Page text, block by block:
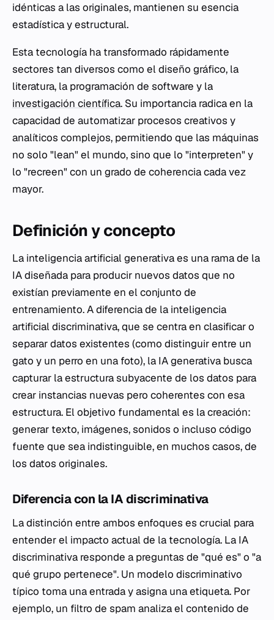
idénticas a las originales, mantienen su esencia
estadística y estructural.
Esta tecnología ha transformado rápidamente
sectores tan diversos como el diseño gráfico, la
literatura, la programación de software y la
investigación científica. Su importancia radica en la
capacidad de automatizar procesos creativos y
analíticos complejos, permitiendo que las máquinas
no solo "lean" el mundo, sino que lo "interpreten" y
lo "recreen" con un grado de coherencia cada vez
mayor.
Definición y concepto
La inteligencia artificial generativa es una rama de la
IA diseñada para producir nuevos datos que no
existían previamente en el conjunto de
entrenamiento. A diferencia de la inteligencia
artificial discriminativa, que se centra en clasificar o
separar datos existentes (como distinguir entre un
gato y un perro en una foto), la IA generativa busca
capturar la estructura subyacente de los datos para
crear instancias nuevas pero coherentes con esa
estructura. El objetivo fundamental es la creación:
generar texto, imágenes, sonidos o incluso código
fuente que sea indistinguible, en muchos casos, de
los datos originales.
Diferencia con la IA discriminativa
La distinción entre ambos enfoques es crucial para
entender el impacto actual de la tecnología. La IA
discriminativa responde a preguntas de "qué es" o "a
qué grupo pertenece". Un modelo discriminativo
típico toma una entrada y asigna una etiqueta. Por
ejemplo, un filtro de spam analiza el contenido de